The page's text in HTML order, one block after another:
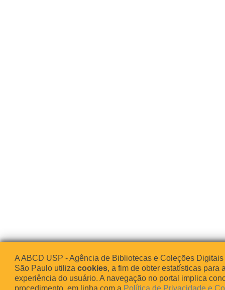
A ABCD USP - Agência de Bibliotecas e Coleções
São Paulo utiliza cookies, a fim de obter estatísticas para
experiência do usuário. A navegação no portal implica
procedimento, em linha com a Política de Privacidade e